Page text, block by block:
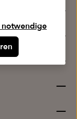
notwendige